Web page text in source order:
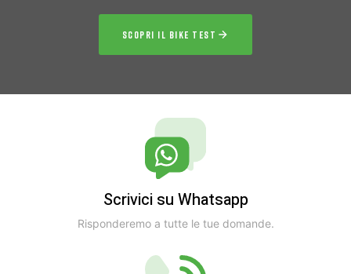
SCOPRI IL BIKE TEST
Scrivici su Whatsapp
Risponderemo a tutte le tue domande.